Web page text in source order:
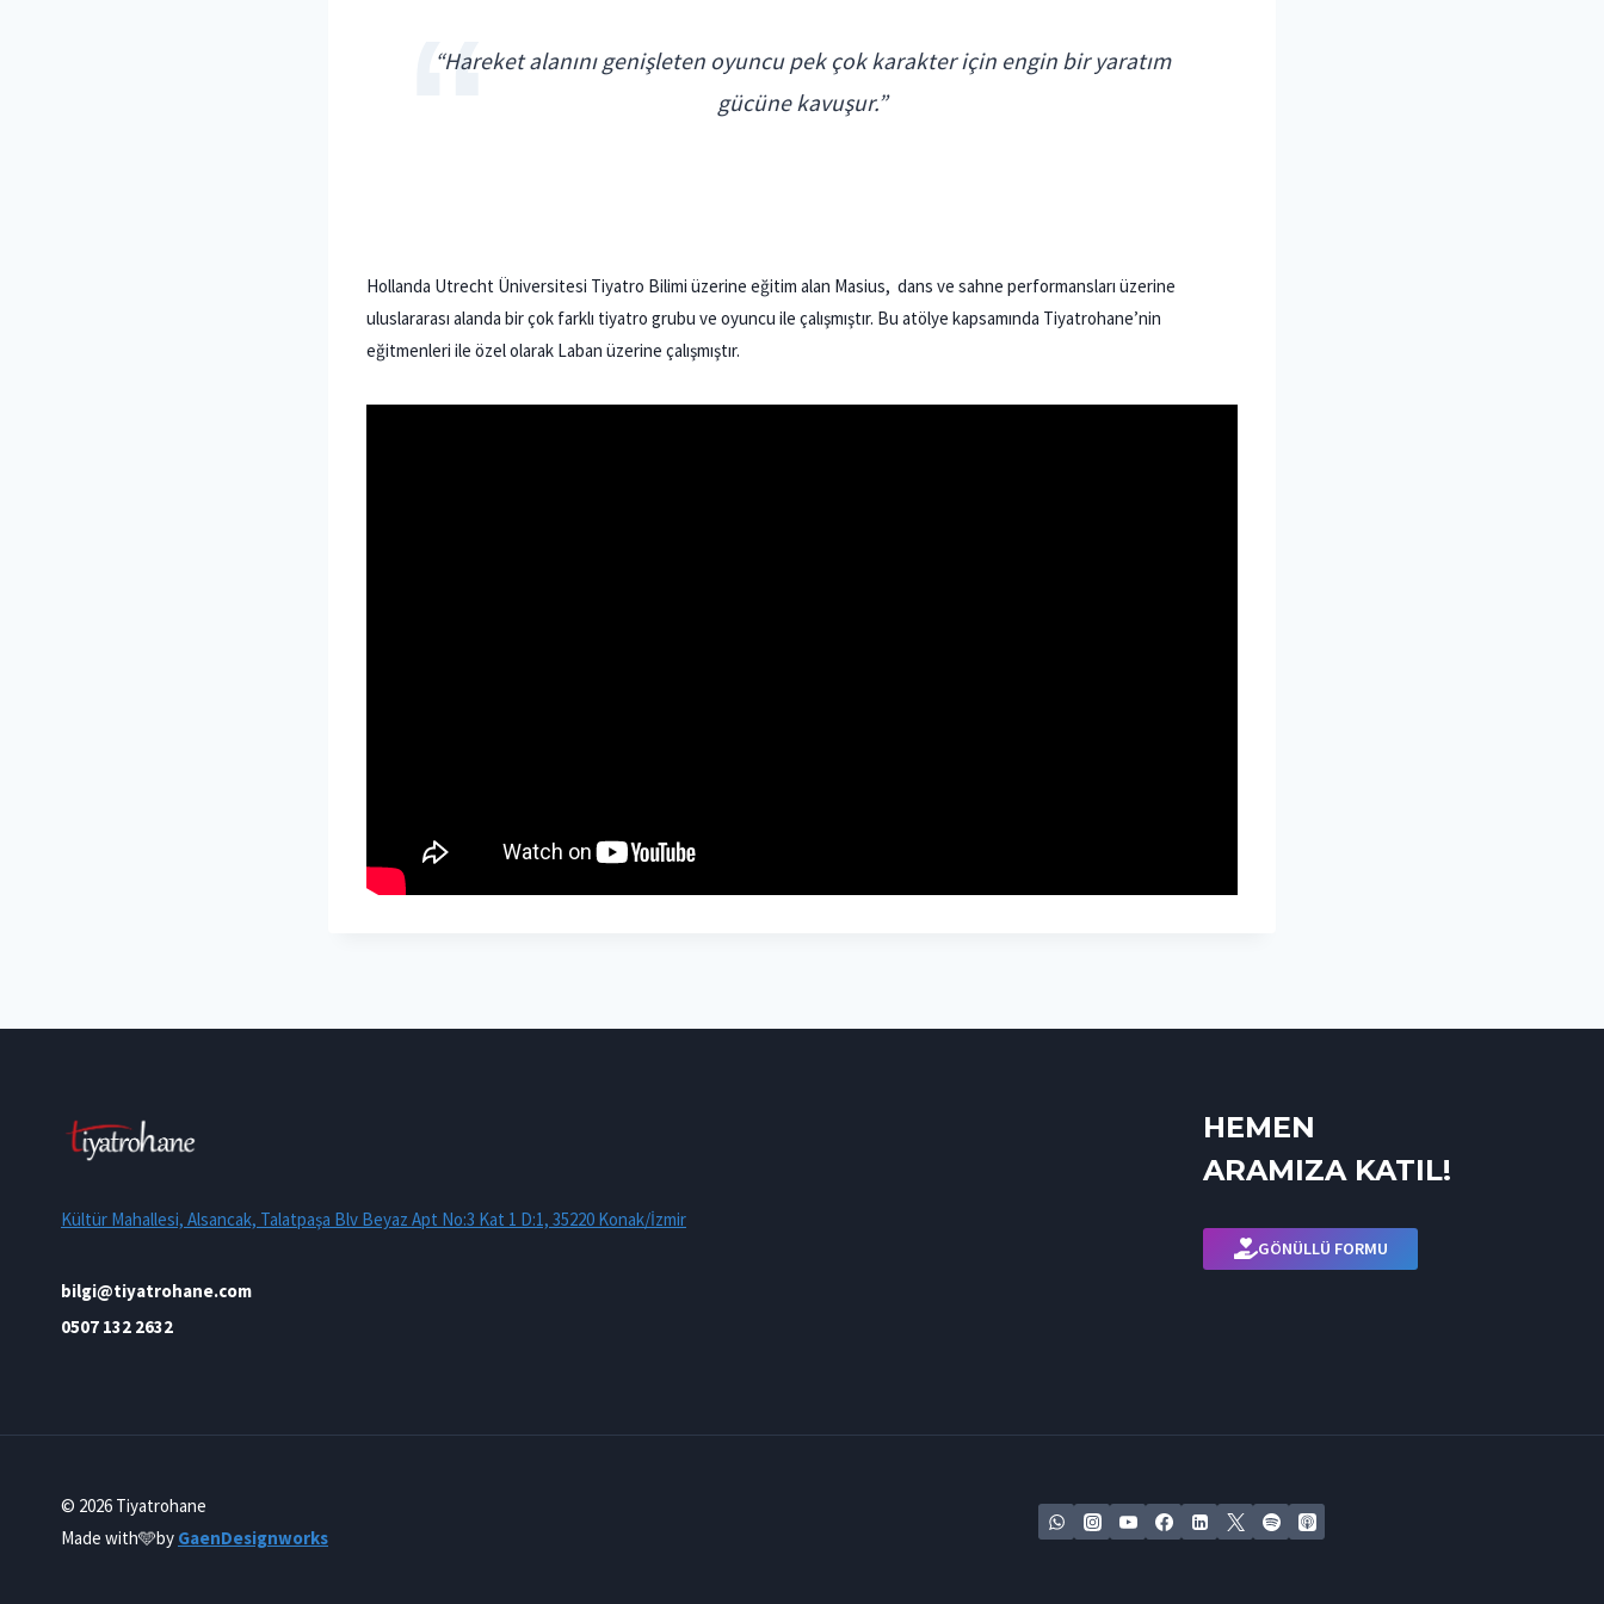
“Hareket alanını genişleten oyuncu pek çok karakter için engin bir yaratım
gücüne kavuşur.”
Hollanda Utrecht Üniversitesi Tiyatro Bilimi üzerine eğitim alan Masius, dans ve sahne performansları üzerine
uluslararası alanda bir çok farklı tiyatro grubu ve oyuncu ile çalışmıştır. Bu atölye kapsamında Tiyatrohane’nin
eğitmenleri ile özel olarak Laban üzerine çalışmıştır.
Kültür Mahallesi, Alsancak, Talatpaşa Blv Beyaz Apt No:3 Kat 1 D:1, 35220 Konak/İzmir
bilgi@tiyatrohane.com
0507 132 2632
HEMEN
ARAMIZA KATIL!
GÖNÜLLÜ FORMU
© 2026 Tiyatrohane
Made with🩵by GaenDesignworks